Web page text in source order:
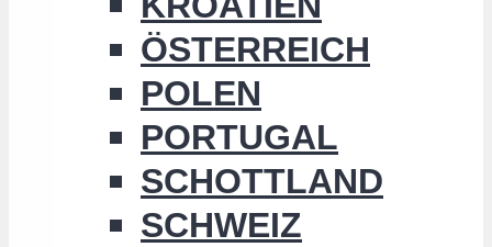
ÖSTERREICH
POLEN
PORTUGAL
SCHOTTLAND
SCHWEIZ